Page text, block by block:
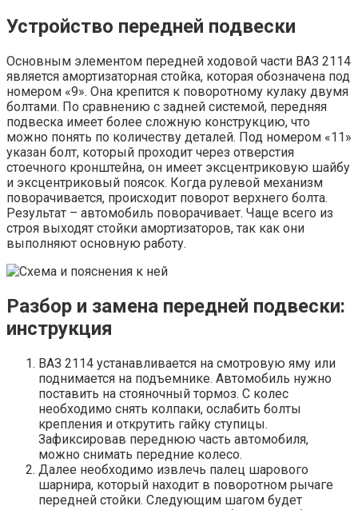
Устройство передней подвески
Основным элементом передней ходовой части ВАЗ 2114
является амортизаторная стойка, которая обозначена под
номером «9». Она крепится к поворотному кулаку двумя
болтами. По сравнению с задней системой, передняя
подвеска имеет более сложную конструкцию, что
можно понять по количеству деталей. Под номером «11»
указан болт, который проходит через отверстия
стоечного кронштейна, он имеет эксцентриковую шайбу
и эксцентриковый поясок. Когда рулевой механизм
поворачивается, происходит поворот верхнего болта.
Результат – автомобиль поворачивает. Чаще всего из
строя выходят стойки амортизаторов, так как они
выполняют основную работу.
Разбор и замена передней подвески:
инструкция
ВАЗ 2114 устанавливается на смотровую яму или
поднимается на подъемнике. Автомобиль нужно
поставить на стояночный тормоз. С колес
необходимо снять колпаки, ослабить болты
крепления и открутить гайку ступицы.
Зафиксировав переднюю часть автомобиля,
можно снимать передние колесо.
Далее необходимо извлечь палец шарового
шарнира, который находит в поворотном рычаге
передней стойки. Следующим шагом будет